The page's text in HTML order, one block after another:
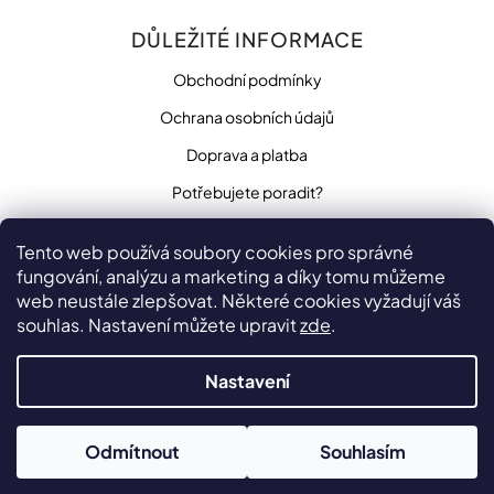
Tento web používá soubory cookies pro správné
fungování, analýzu a marketing a díky tomu můžeme
web neustále zlepšovat. Některé cookies vyžadují váš
souhlas. Nastavení můžete upravitzde.
Nastavení
Odmítnout Souhlasím
DŮLEŽITÉ INFORMACE
Obchodní podmínky
Ochrana osobních údajů
Doprava a platba
Potřebujete poradit?
SLEDUJTE NÁS
Vytvořilo na platformě
Shoptet
Copyright 2026penzista.net
. Všechna práva vyhrazena.
Upravit nastavení cookies